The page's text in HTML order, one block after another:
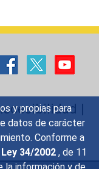
y propias para
datos de carácter
Conforme a
34/2002 , de 11
|